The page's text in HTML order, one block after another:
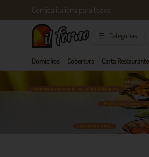
Comida italiana para todos
Categorías
Domicilios Cobertura Carta Restaurante